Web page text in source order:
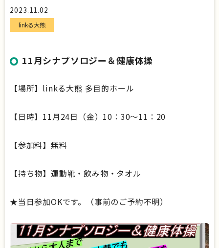
2023.11.02
linkる大熊
11月シナプソロジー＆健康体操
【場所】linkる大熊 多目的ホール
【日時】11月24日（金）10：30～11：20
【参加料】無料
【持ち物】運動靴・飲み物・タオル
★当日参加OKです。（事前のご予約不明）